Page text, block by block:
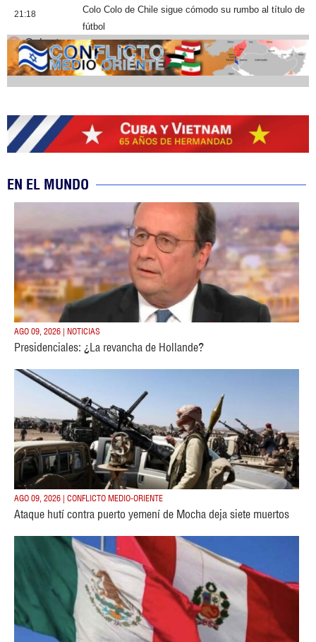
21:18
Colo Colo de Chile sigue cómodo su rumbo al título de
fútbol
Cobertura
EN EL MUNDO
AGO 09, 2026 | NOTICIAS
Presidenciales: ¿La revancha de Hollande?
AGO 09, 2026 | CONFLICTO MEDIO-ORIENTE
Ataque hutí contra puerto yemení de Mocha deja siete muertos